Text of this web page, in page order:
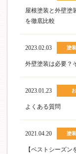
屋根塗装と外壁塗
を徹底比較
2023.02.03 塗
外壁塗装は必要？
2023.01.23
よくある質問
2021.04.20 塗
【ベストシーズ